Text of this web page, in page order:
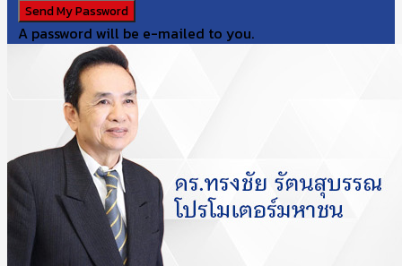
A password will be e-mailed to you.